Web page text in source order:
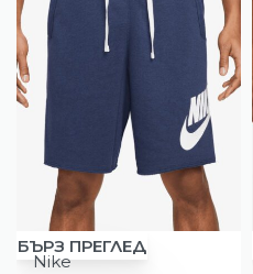
-11%
БЪРЗ ПРЕГЛЕД
Nike